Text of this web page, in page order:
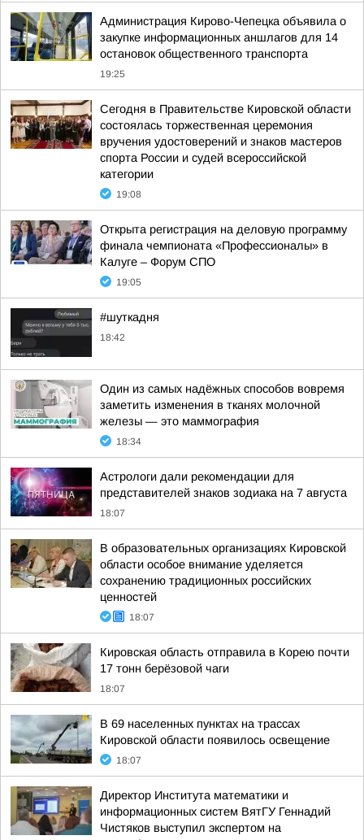
Администрация Кирово-Чепецка объявила о
закупке информационных аншлагов для 14
остановок общественного транспорта
19:25
Сегодня в Правительстве Кировской области
состоялась торжественная церемония
вручения удостоверений и знаков мастеров
спорта России и судей всероссийской
категории
19:08
Открыта регистрация на деловую программу
финала чемпионата «Профессионалы» в
Калуге – Форум СПО
19:05
#шуткадня
18:42
Один из самых надёжных способов вовремя
заметить изменения в тканях молочной
железы — это маммография
18:34
Астрологи дали рекомендации для
представителей знаков зодиака на 7 августа
18:07
В образовательных организациях Кировской
области особое внимание уделяется
сохранению традиционных российских
ценностей
18:07
Кировская область отправила в Корею почти
17 тонн берёзовой чаги
18:07
В 69 населенных пунктах на трассах
Кировской области появилось освещение
18:07
Директор Института математики и
информационных систем ВятГУ Геннадий
Чистяков выступил экспертом на